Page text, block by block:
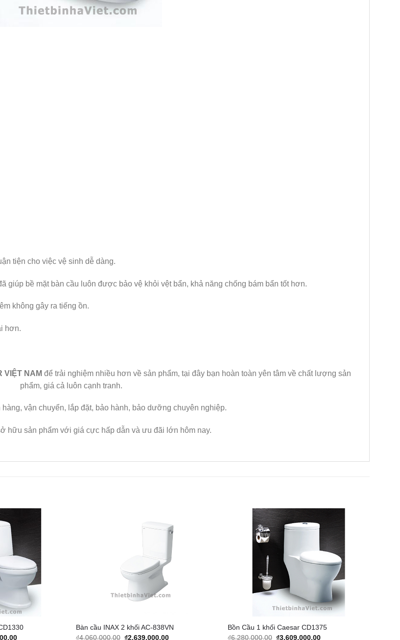
tiện cho việc vệ sinh dễ dàng.
giúp bề mặt bàn cầu luôn được bảo vệ khỏi vệt bẩn, khả năng chống bám bẩn tốt hơn.
không gây ra tiếng ồn.
hơn.
VIỆT NAM để trải nghiệm nhiều hơn về sản phẩm, tại đây bạn hoàn toàn yên tâm về chất lượng sản
phẩm, giá cả luôn cạnh tranh.
hàng, vận chuyển, lắp đặt, bảo hành, bảo dưỡng chuyên nghiệp.
hữu sản phẩm với giá cực hấp dẫn và ưu đãi lớn hôm nay.
Current
Bàn cầu INAX 2 khối AC-838VN
₫4,060,000.00 Original
₫2,639,000.00Current
Wishlist
Bồn Cầu 1 khối Caesar CD1375
₫6,280,000.00 Original
₫3,609,000.00Current